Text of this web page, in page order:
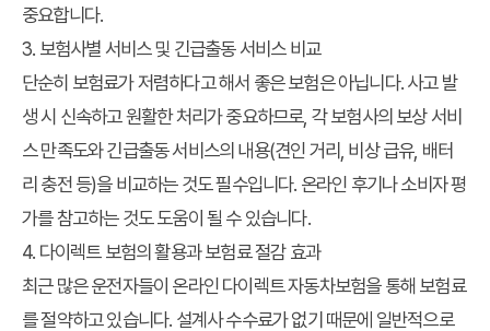
중요합니다.
3. 보험사별 서비스 및 긴급출동 서비스 비교
단순히 보험료가 저렴하다고 해서 좋은 보험은 아닙니다. 사고 발
생 시 신속하고 원활한 처리가 중요하므로, 각 보험사의 보상 서비
스 만족도와 긴급출동 서비스의 내용(견인 거리, 비상 급유, 배터
리 충전 등)을 비교하는 것도 필수입니다. 온라인 후기나 소비자 평
가를 참고하는 것도 도움이 될 수 있습니다.
4. 다이렉트 보험의 활용과 보험료 절감 효과
최근 많은 운전자들이 온라인 다이렉트 자동차보험을 통해 보험료
를 절약하고 있습니다. 설계사 수수료가 없기 때문에 일반적으로